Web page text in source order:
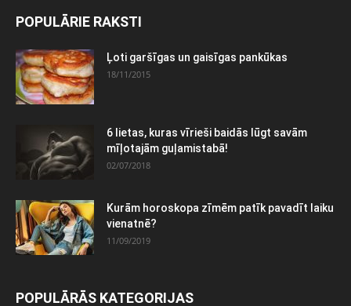
POPULĀRIE RAKSTI
Ļoti garšīgas un gaisīgas pankūkas
18/11/2015
6 lietas, kuras vīrieši baidās lūgt savām
mīļotajām guļamistabā!
02/07/2018
Kurām horoskopa zīmēm patīk pavadīt laiku
vienatnē?
11/09/2019
POPULĀRĀS KATEGORIJAS